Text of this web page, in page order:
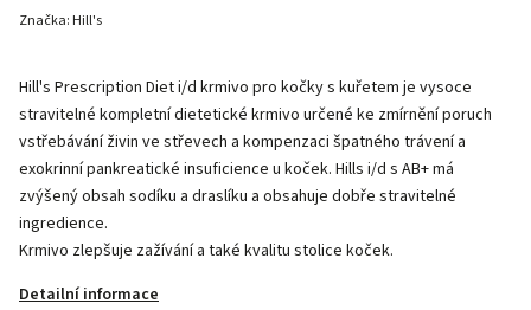
Hill's Prescription Diet i/d krmivo pro kočky s kuřetem je vysoce
stravitelné kompletní dietetické krmivo určené ke zmírnění poruch
vstřebávání živin ve střevech a kompenzaci špatného trávení a
exokrinní pankreatické insuficience u koček. Hills i/d s AB+ má
zvýšený obsah sodíku a draslíku a obsahuje dobře stravitelné
ingredience.
Krmivo zlepšuje zažívání a také kvalitu stolice koček.
Detailní informace
Značka: Hill's